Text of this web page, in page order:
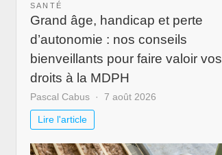
SANTÉ
Grand âge, handicap et perte
d’autonomie : nos conseils
bienveillants pour faire valoir vos
droits à la MDPH
Pascal Cabus 7 août 2026
Lire l'article